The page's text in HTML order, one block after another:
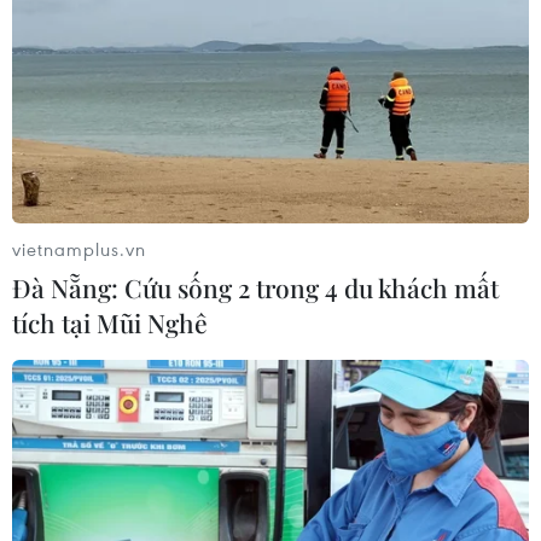
TIN LIÊN QUAN
vietnamplus.vn
Đà Nẵng: Cứu sống 2 trong 4 du khách mất
tích tại Mũi Nghê